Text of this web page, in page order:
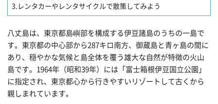
3.レンタカーやレンタサイクルで散策してみよう
八丈島は、東京都島嶼部を構成する伊豆諸島のうちの一島で
す。東京都の中心部から287キロ南方、御蔵島と青ヶ島の間に
あり、穏やかな気候と島全体を覆う雄大な自然が特徴の火山
島です。1964年（昭和39年）には「富士箱根伊豆国立公園」
に指定され、東京都心から行きやすいリゾートして古くから
親しまれています。